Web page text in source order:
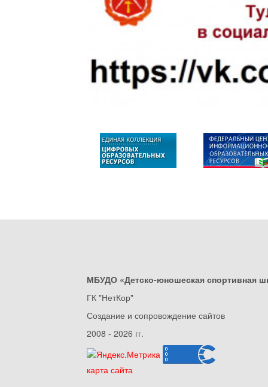
МБУДО «Детско-юношеская спортивная
ГК "НетКор"
Создание и сопровождение сайтов
2008 - 2026 гг.
карта сайта